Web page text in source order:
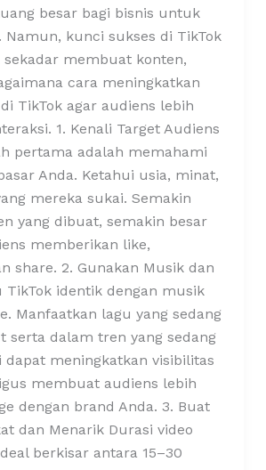
besar bagi bisnis untuk
Namun, kunci sukses di TikTok
sekadar membuat konten,
cara meningkatkan
TikTok agar audiens lebih
1. Kenali Target Audiens
pertama adalah memahami
Anda. Ketahui usia, minat,
mereka sukai. Semakin
yang dibuat, semakin besar
memberikan like,
share. 2. Gunakan Musik dan
TikTok identik dengan musik
Manfaatkan lagu yang sedang
serta dalam tren yang sedang
dapat meningkatkan visibilitas
membuat audiens lebih
dengan brand Anda. 3. Buat
dan Menarik Durasi video
berkisar antara 15–30